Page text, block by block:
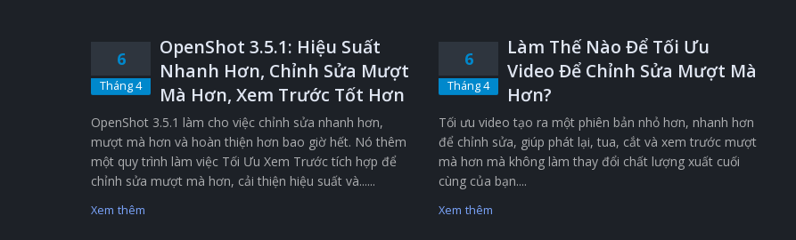
6
Tháng 4
OpenShot 3.5.1: Hiệu Suất
Nhanh Hơn, Chỉnh Sửa Mượt
Mà Hơn, Xem Trước Tốt Hơn
OpenShot 3.5.1 làm cho việc chỉnh sửa nhanh hơn,
mượt mà hơn và hoàn thiện hơn bao giờ hết. Nó thêm
một quy trình làm việc Tối Ưu Xem Trước tích hợp để
chỉnh sửa mượt mà hơn, cải thiện hiệu suất và......
Xem thêm
6
Tháng 4
Làm Thế Nào Để Tối Ưu
Video Để Chỉnh Sửa Mượt Mà
Hơn?
Tối ưu video tạo ra một phiên bản nhỏ hơn, nhanh hơn
để chỉnh sửa, giúp phát lại, tua, cắt và xem trước mượt
mà hơn mà không làm thay đổi chất lượng xuất cuối
cùng của bạn....
Xem thêm